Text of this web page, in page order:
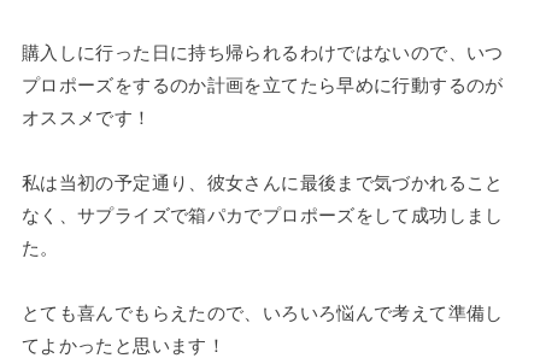
購入しに行った日に持ち帰られるわけではないので、いつ
プロポーズをするのか計画を立てたら早めに行動するのが
オススメです！
私は当初の予定通り、彼女さんに最後まで気づかれること
なく、サプライズで箱パカでプロポーズをして成功しまし
た。
とても喜んでもらえたので、いろいろ悩んで考えて準備し
てよかったと思います！